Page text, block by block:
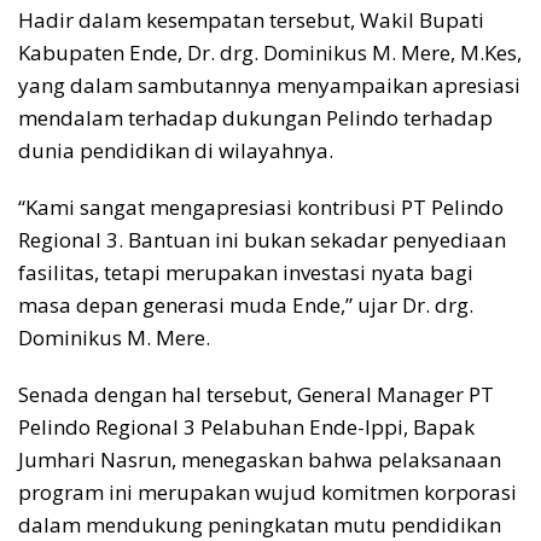
Hadir dalam kesempatan tersebut, Wakil Bupati
Kabupaten Ende, Dr. drg. Dominikus M. Mere, M.Kes,
yang dalam sambutannya menyampaikan apresiasi
mendalam terhadap dukungan Pelindo terhadap
dunia pendidikan di wilayahnya.
“Kami sangat mengapresiasi kontribusi PT Pelindo
Regional 3. Bantuan ini bukan sekadar penyediaan
fasilitas, tetapi merupakan investasi nyata bagi
masa depan generasi muda Ende,” ujar Dr. drg.
Dominikus M. Mere.
Senada dengan hal tersebut, General Manager PT
Pelindo Regional 3 Pelabuhan Ende-Ippi, Bapak
Jumhari Nasrun, menegaskan bahwa pelaksanaan
program ini merupakan wujud komitmen korporasi
dalam mendukung peningkatan mutu pendidikan